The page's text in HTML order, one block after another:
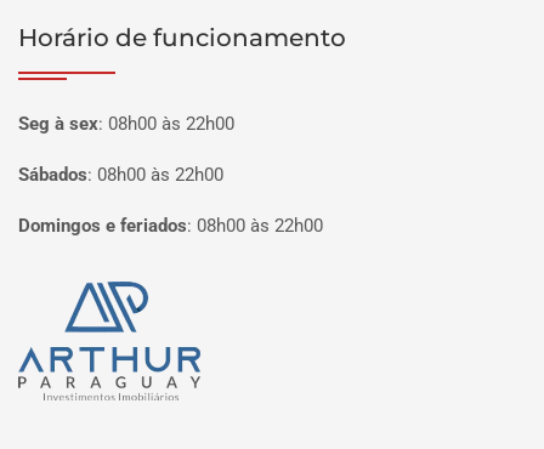
Horário de funcionamento
Seg à sex: 08h00 às 22h00
Sábados: 08h00 às 22h00
Domingos e feriados: 08h00 às 22h00
Página inicial